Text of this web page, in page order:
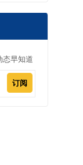
态早知道
订阅